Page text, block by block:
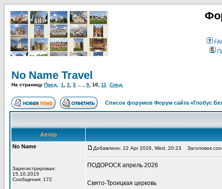
No Name Travel
На страницу Пред. 1 2 3 9 10 11 След.
Список форумов Форум сайта «Глобус
Автор
No Name
Зарегистрирован:
15.10.2015
Сообщения: 172
Добавлено: 22 Apr 2026, Wed, 20:23 Заголовок
ПОДОРОСК апрель 2026
Свято-Троицкая церковь